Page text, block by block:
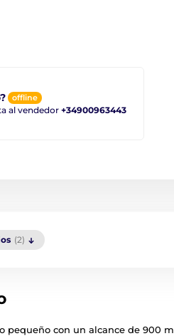
offline
al vendedor +34900963443
(2)
pequeño con un alcance de 900